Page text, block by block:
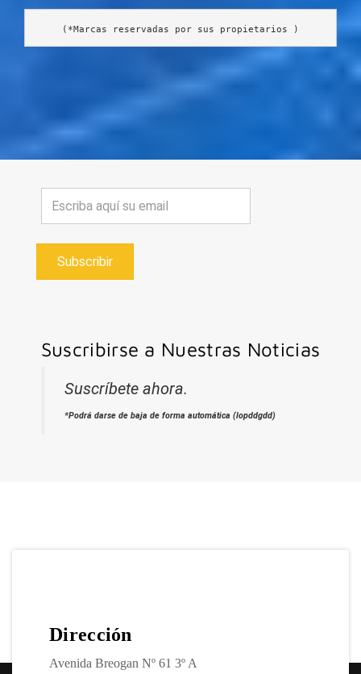
(*Marcas reservadas por sus propietarios )
Suscribirse a Nuestras Noticias
Suscríbete ahora.
*Podrá darse de baja de forma automática (lopddgdd)
Subscribir
Dirección
Avenida Breogan Nº 61 3º A